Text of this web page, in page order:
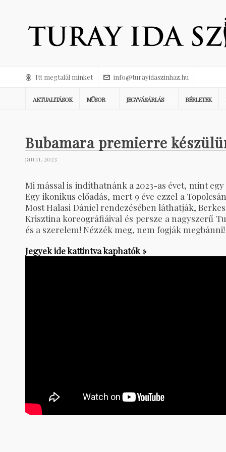
Itt megtalál minket info@turayidaszinhaz.hu
AKTUALITÁSOK MŰSOR JEGYVÁSÁRLÁS BÉRLETEK
Bubamara premierre
jan 11, 2023
Mi mással is indíthatnánk a 2023-as évet, mint
Egy ikonikus előadás, mert 9 éve ezzel a
Most Halasi Dániel rendezésében láthatják,
Krisztina koreográfiáival és persze a nagyszerű
és a szerelem! Nézzék meg, nem fogják
Jegyek ide kattintva kaphatók »